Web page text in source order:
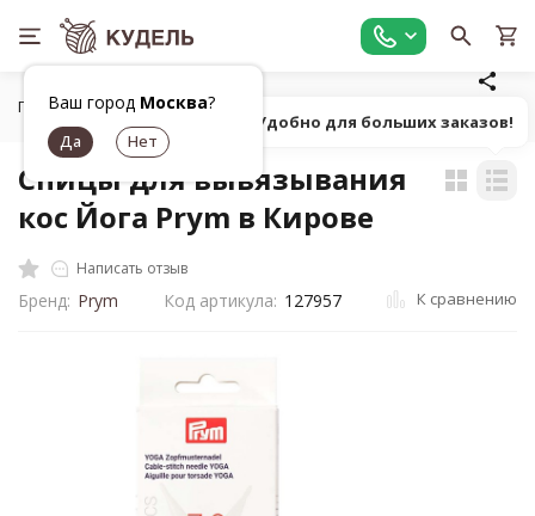
Ваш город Москва?
Главная Все для вязания
Спицы для вывязывания
кос Йога Prym в Кирове
Написать отзыв
Бренд: Prym Код артикула: 127957 К сравнению
Попробуй! Удобно для больших заказов!